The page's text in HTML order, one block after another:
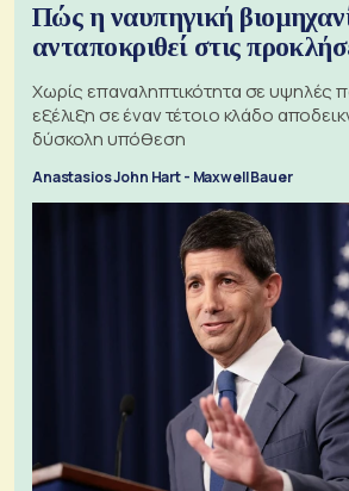
Πώς η ναυπηγική
ανταποκριθεί στις
Χωρίς επαναληπτικότητα σε υψηλές
εξέλιξη σε έναν τέτοιο κλάδο
δύσκολη υπόθεση
Anastasios John Hart - Maxwell Bauer